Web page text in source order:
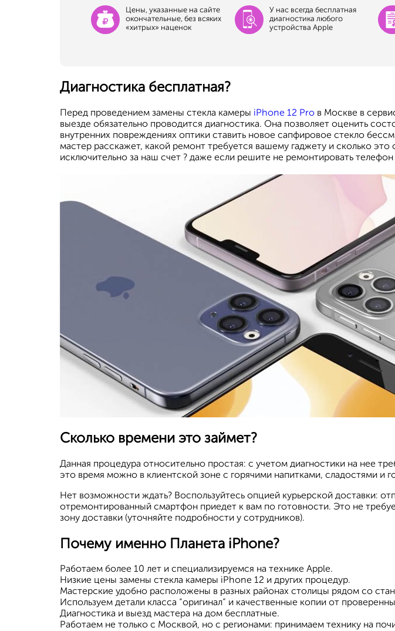
Цены, указанные на сайте
окончательные, без всяких
«хитрых» наценок
У нас всегда бесплатная
диагностика любого
устройства Apple
Диагностика бесплатная?
Перед проведением замены стекла камеры iPhone 12 Pro в Москве в
выезде обязательно проводится диагностика. Она позволяет оценить
внутренних повреждениях оптики ставить новое сапфировое стекло
мастер расскажет, какой ремонт требуется вашему гаджету и сколько это
исключительно за наш счет ? даже если решите не ремонтировать телефон
Сколько времени это займет?
Данная процедура относительно простая: с учетом диагностики на нее
это время можно в клиентской зоне с горячими напитками, сладостями и
Нет возможности ждать? Воспользуйтесь опцией курьерской доставки:
отремонтированный смартфон приедет к вам по готовности. Это не
зону доставки (уточняйте подробности у сотрудников).
Почему именно Планета iPhone?
Работаем более 10 лет и специализируемся на технике Apple.
Низкие цены замены стекла камеры iPhone 12 и других процедур.
Мастерские удобно расположены в разных районах столицы рядом со
Используем детали класса “оригинал” и качественные копии от
Диагностика и выезд мастера на дом бесплатные.
Работаем не только с Москвой, но с регионами: принимаем технику на